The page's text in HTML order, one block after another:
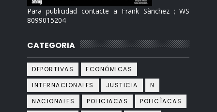
Para publicidad contacte a Frank Sànchez ; WS
8099015204
CATEGORIA
DEPORTIVAS
ECONÓMICAS
INTERNACIONALES
JUSTICIA
N
NACIONALES
POLICIACAS
POLICÌACAS